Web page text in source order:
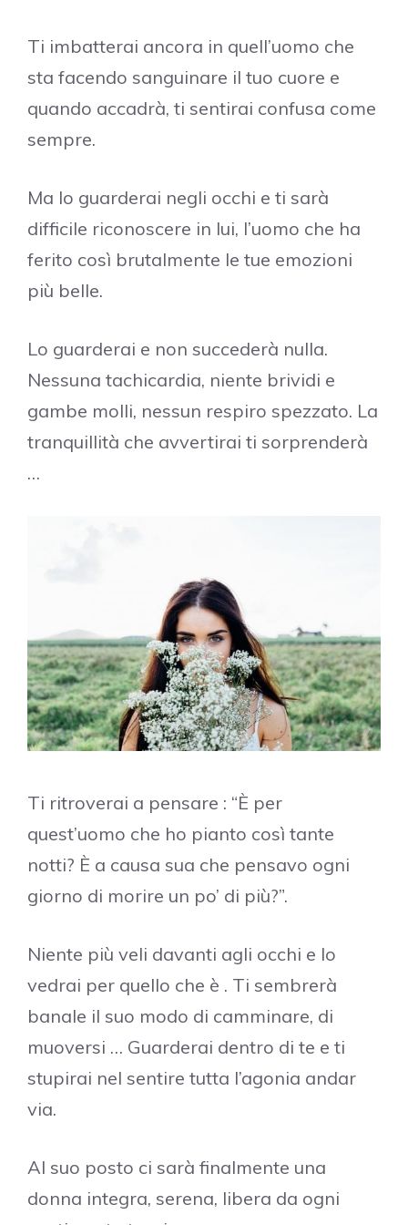
Ti imbatterai ancora in quell’uomo che
sta facendo sanguinare il tuo cuore e
quando accadrà, ti sentirai confusa come
sempre.
Ma lo guarderai negli occhi e ti sarà
difficile riconoscere in lui, l’uomo che ha
ferito così brutalmente le tue emozioni
più belle.
Lo guarderai e non succederà nulla.
Nessuna tachicardia, niente brividi e
gambe molli, nessun respiro spezzato. La
tranquillità che avvertirai ti sorprenderà
…
Ti ritroverai a pensare : “È per
quest’uomo che ho pianto così tante
notti? È a causa sua che pensavo ogni
giorno di morire un po’ di più?”.
Niente più veli davanti agli occhi e lo
vedrai per quello che è . Ti sembrerà
banale il suo modo di camminare, di
muoversi … Guarderai dentro di te e ti
stupirai nel sentire tutta l’agonia andar
via.
Al suo posto ci sarà finalmente una
donna integra, serena, libera da ogni